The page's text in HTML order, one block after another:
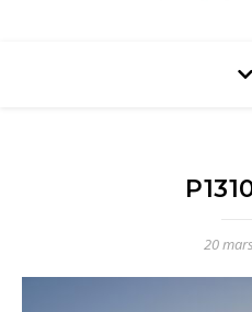
20